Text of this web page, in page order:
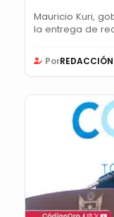
Mauricio Kuri,
la entrega de
PorREDACCIÓN